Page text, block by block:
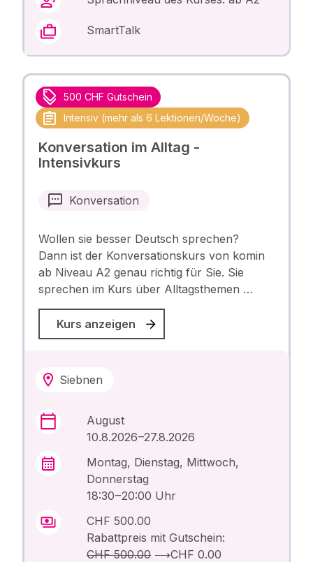
SmartTalk
500 CHF Gutschein
Intensiv (mehr als 6 Lektionen/Woche)
Konversation im Alltag -
Intensivkurs
Konversation
Wollen sie besser Deutsch sprechen?
Dann ist der Konversationskurs von komin
ab Niveau A2 genau richtig für Sie. Sie
sprechen im Kurs über Alltagsthemen …
Kurs anzeigen
Siebnen
August
10.8.2026 –27.8.2026
Montag, Dienstag, Mittwoch,
Donnerstag
18:30 – 20:00 Uhr
CHF 500.00
Rabattpreis mit Gutschein:
CHF 500.00⟶CHF 0.00